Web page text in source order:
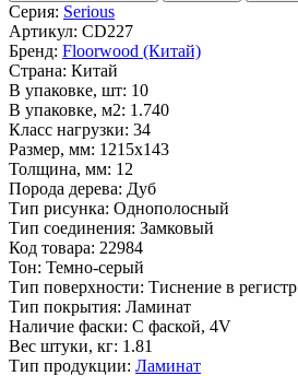
Серия: Serious
Артикул: CD227
Бренд: Floorwood (Китай)
Страна: Китай
В упаковке, шт: 10
В упаковке, м2: 1.740
Класс нагрузки: 34
Размер, мм: 1215x143
Толщина, мм: 12
Порода дерева: Дуб
Тип рисунка: Однополосный
Тип соединения: Замковый
Код товара: 22984
Тон: Темно-серый
Тип поверхности: Тиснение в регистр
Тип покрытия: Ламинат
Наличие фаски: С фаской, 4V
Вес штуки, кг: 1.81
Тип продукции: Ламинат